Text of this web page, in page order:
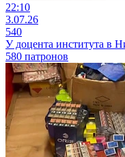
22:10
3.07.26
540
У доцента института в
580 патронов